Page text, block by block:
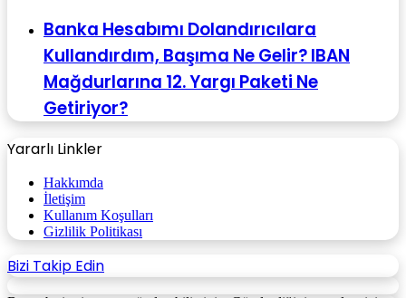
Banka Hesabımı Dolandırıcılara
Kullandırdım, Başıma Ne Gelir? IBAN
Mağdurlarına 12. Yargı Paketi Ne
Getiriyor?
Yararlı Linkler
Hakkımda
İletişim
Kullanım Koşulları
Gizlilik Politikası
Bizi Takip Edin